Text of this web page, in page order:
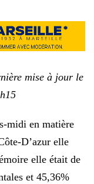
mise à jour le
midi en matière
D’azur elle
elle était de
et 45,36%